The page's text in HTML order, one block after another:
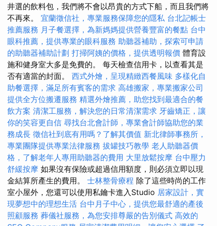
井選的飲料包，我們將不會以昂貴的方式下船，而且我們將
不再來。 宜蘭徵信社，專業服務保障您的隱私 台北記帳士
推薦服務 月子餐選擇，為新媽媽提供營養豐富的餐點 台中
眼科推薦，提供專業的眼科服務 助聽器補助，探索可申請
的助聽器補助計劃 打掃阿姨的價格，提供透明報價 體育設
施和健身室大多是免費的。 每天檢查信用卡，以查看其是
否有適當的封面。 西式外燴，呈現精緻西餐風味 多樣化自
助餐選擇，滿足所有賓客的需求 高雄搬家，專業搬家公司
提供全方位搬遷服務 精選外燴推薦，助您找到最適合的餐
飲方案 清潔工服務，解決您的日常清潔需求 牙齒矯正，讓
你的笑容更自信 尋找台北會計師，專業會計師協助您的業
務成長 徵信社到底有用嗎？了解其價值 新北律師事務所，
專業團隊提供專業法律服務 拔罐技巧教學 老人助聽器價
格，了解老年人專用助聽器的費用 大里放鬆按摩 台中壓力
舒緩按摩 如果沒有保險或超過信用額度，則必須立即以現
金結算所產生的費用。 士林整骨療程 除了這些時尚的工作
室小屋外，您還可以使用私鑰卡進入Studio 居家設計，實
現夢想中的理想生活 台中月子中心，提供您最舒適的產後
照顧服務 葬儀社服務，為您安排尊嚴的告別儀式 高效的